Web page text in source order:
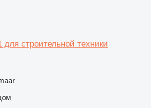
строительной техники